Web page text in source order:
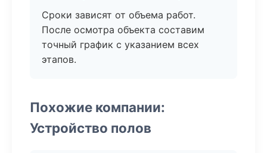
Сроки зависят от объема работ.
После осмотра объекта составим
точный график с указанием всех
этапов.
Похожие компании:
Устройство полов